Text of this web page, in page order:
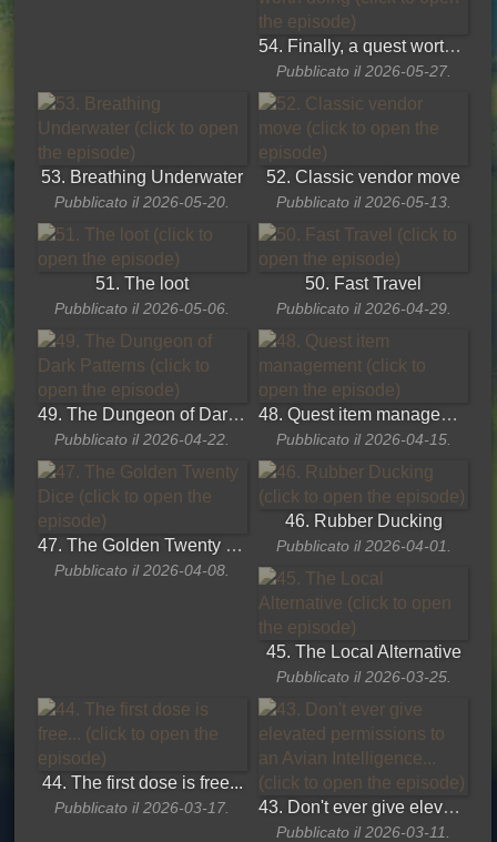
54. Finally, a quest worth doing
Pubblicato il 2026-05-27.
53. Breathing Underwater
Pubblicato il 2026-05-20.
52. Classic vendor move
Pubblicato il 2026-05-13.
51. The loot
Pubblicato il 2026-05-06.
50. Fast Travel
Pubblicato il 2026-04-29.
49. The Dungeon of Dark Patterns
Pubblicato il 2026-04-22.
48. Quest item management
Pubblicato il 2026-04-15.
47. The Golden Twenty Dice
Pubblicato il 2026-04-08.
46. Rubber Ducking
Pubblicato il 2026-04-01.
45. The Local Alternative
Pubblicato il 2026-03-25.
44. The first dose is free...
Pubblicato il 2026-03-17. 43. Don't ever give elevated permissions to an Avian Intelligence...
Pubblicato il 2026-03-11.